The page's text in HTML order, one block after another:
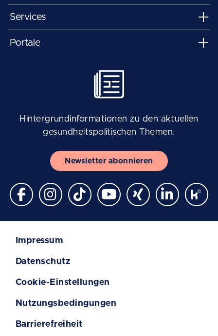
Services
Portale
Hintergrundinformationen zu den aktuellen
gesundheitspolitischen Themen.
Newsletter abonnieren
Impressum
Datenschutz
Cookie-Einstellungen
Nutzungsbedingungen
Barrierefreiheit